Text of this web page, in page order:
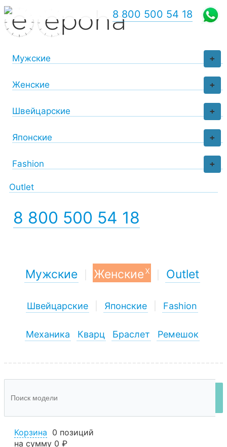
+
Мужские
+
Женские
+
Швейцарские
+
Японские
+
Fashion
Outlet
8 800 500 54 18
8 800 500 54 18
Мужские Женскиеx Outlet
Швейцарские Японские Fashion
Механика Кварц Браслет Ремешок
Корзина 0 позиций
на сумму 0 ₽